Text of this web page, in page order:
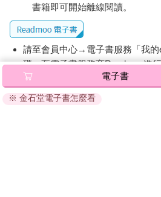
書籍即可開始離線閱讀。
請至會員中心→電子書服務「我
碼』至電子書服務商Readmoo進
退換貨須知：
因版權保護，您在金石堂所購買的
電子書
※ 金石堂電子書怎麼看